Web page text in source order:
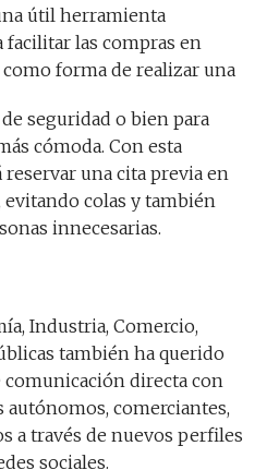
útil herramienta
las compras en
forma de realizar una
seguridad o bien para
cómoda. Con esta
reservar una cita previa en
colas y también
innecesarias.
Industria, Comercio,
también ha querido
comunicación directa con
autónomos, comerciantes,
a través de nuevos perfiles
sociales.